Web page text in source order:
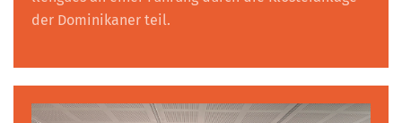
der Dominikaner teil.